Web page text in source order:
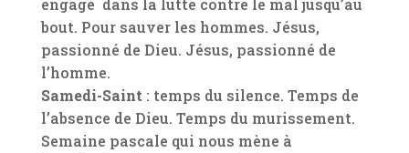
engagé dans la lutte contre le mal jusqu’au
bout. Pour sauver les hommes. Jésus,
passionné de Dieu. Jésus, passionné de
l’homme.
Samedi-Saint : temps du silence. Temps de
l’absence de Dieu. Temps du murissement.
Semaine pascale qui nous mène à